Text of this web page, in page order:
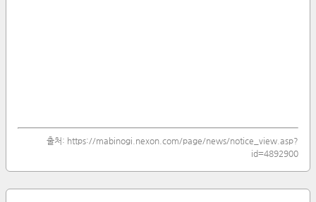
출처: https://mabinogi.nexon.com/page/news/notice_view.asp?
id=4892900